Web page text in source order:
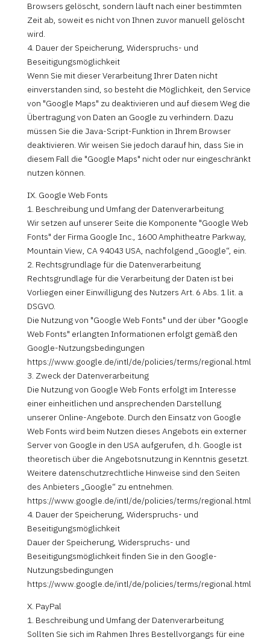
Browsers gelöscht, sondern läuft nach einer bestimmten
Zeit ab, soweit es nicht von Ihnen zuvor manuell gelöscht
wird.
4. Dauer der Speicherung, Widerspruchs- und
Beseitigungsmöglichkeit
Wenn Sie mit dieser Verarbeitung Ihrer Daten nicht
einverstanden sind, so besteht die Möglichkeit, den Service
von "Google Maps" zu deaktivieren und auf diesem Weg die
Übertragung von Daten an Google zu verhindern. Dazu
müssen Sie die Java-Script-Funktion in Ihrem Browser
deaktivieren. Wir weisen Sie jedoch darauf hin, dass Sie in
diesem Fall die "Google Maps" nicht oder nur eingeschränkt
nutzen können.
IX. Google Web Fonts
1. Beschreibung und Umfang der Datenverarbeitung
Wir setzen auf unserer Seite die Komponente "Google Web
Fonts" der Firma Google Inc., 1600 Amphitheatre Parkway,
Mountain View, CA 94043 USA, nachfolgend „Google“, ein.
2. Rechtsgrundlage für die Datenverarbeitung
Rechtsgrundlage für die Verarbeitung der Daten ist bei
Vorliegen einer Einwilligung des Nutzers Art. 6 Abs. 1 lit. a
DSGVO.
Die Nutzung von "Google Web Fonts" und der über "Google
Web Fonts" erlangten Informationen erfolgt gemäß den
Google-Nutzungsbedingungen
https://www.google.de/intl/de/policies/terms/regional.html
3. Zweck der Datenverarbeitung
Die Nutzung von Google Web Fonts erfolgt im Interesse
einer einheitlichen und ansprechenden Darstellung
unserer Online-Angebote. Durch den Einsatz von Google
Web Fonts wird beim Nutzen dieses Angebots ein externer
Server von Google in den USA aufgerufen, d.h. Google ist
theoretisch über die Angebotsnutzung in Kenntnis gesetzt.
Weitere datenschutzrechtliche Hinweise sind den Seiten
des Anbieters „Google“ zu entnehmen.
https://www.google.de/intl/de/policies/terms/regional.html
4. Dauer der Speicherung, Widerspruchs- und
Beseitigungsmöglichkeit
Dauer der Speicherung, Widerspruchs- und
Beseitigungsmöglichkeit finden Sie in den Google-
Nutzungsbedingungen
https://www.google.de/intl/de/policies/terms/regional.html
X. PayPal
1. Beschreibung und Umfang der Datenverarbeitung
Sollten Sie sich im Rahmen Ihres Bestellvorgangs für eine